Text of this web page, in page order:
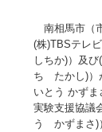
南相馬市（
(株)TBSテレ
しちか)）及
ち たかし)）
いとう かず
実験支援協
う かずまさ)